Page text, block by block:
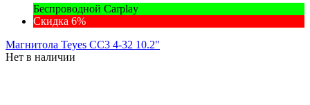
Беспроводной Carplay
Скидка 6%
Магнитола Teyes CC3 4-32 10.2"
Нет в наличии